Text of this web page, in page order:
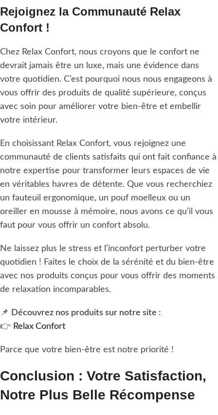
Rejoignez la Communauté Relax
Confort !
Chez Relax Confort, nous croyons que le confort ne
devrait jamais être un luxe, mais une évidence dans
votre quotidien. C’est pourquoi nous nous engageons à
vous offrir des produits de qualité supérieure, conçus
avec soin pour améliorer votre bien-être et embellir
votre intérieur.
En choisissant Relax Confort, vous rejoignez une
communauté de clients satisfaits qui ont fait confiance à
notre expertise pour transformer leurs espaces de vie
en véritables havres de détente. Que vous recherchiez
un fauteuil ergonomique, un pouf moelleux ou un
oreiller en mousse à mémoire, nous avons ce qu’il vous
faut pour vous offrir un confort absolu.
Ne laissez plus le stress et l’inconfort perturber votre
quotidien ! Faites le choix de la sérénité et du bien-être
avec nos produits conçus pour vous offrir des moments
de relaxation incomparables.
📌 Découvrez nos produits sur notre site :
👉 Relax Confort
Parce que votre bien-être est notre priorité !
Conclusion : Votre Satisfaction,
Notre Plus Belle Récompense